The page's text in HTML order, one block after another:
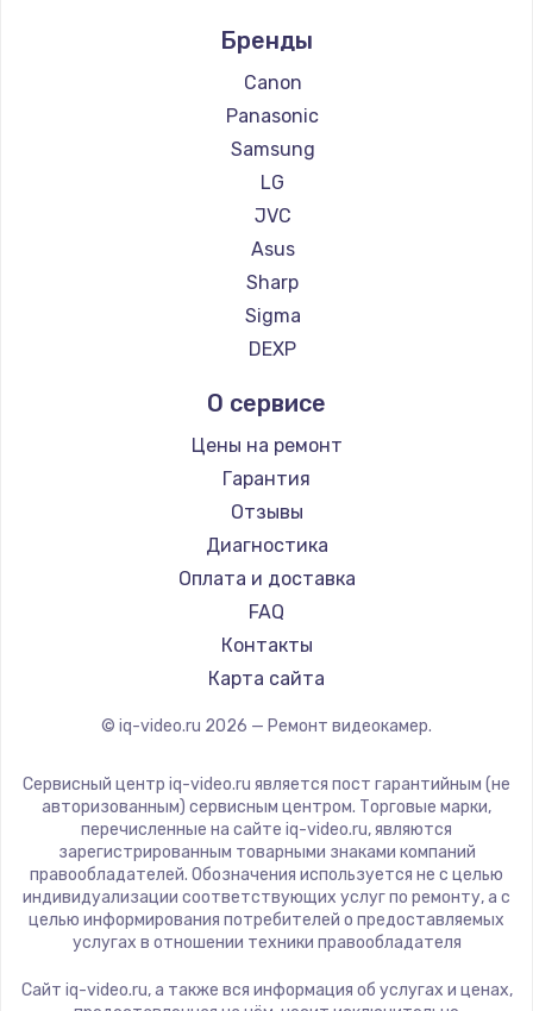
Бренды
Canon
Panasonic
Samsung
LG
JVC
Asus
Sharp
Sigma
DEXP
О сервисе
Цены на ремонт
Гарантия
Отзывы
Диагностика
Оплата и доставка
FAQ
Контакты
Карта сайта
© iq-video.ru 2026 — Ремонт видеокамер.
Сервисный центр iq-video.ru является пост гарантийным (не
авторизованным) сервисным центром. Торговые марки,
перечисленные на сайте iq-video.ru, являются
зарегистрированным товарными знаками компаний
правообладателей. Обозначения используется не с целью
индивидуализации соответствующих услуг по ремонту, а с
целью информирования потребителей о предоставляемых
услугах в отношении техники правообладателя
Сайт iq-video.ru, а также вся информация об услугах и ценах,